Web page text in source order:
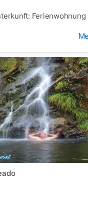
Ferienwohnung